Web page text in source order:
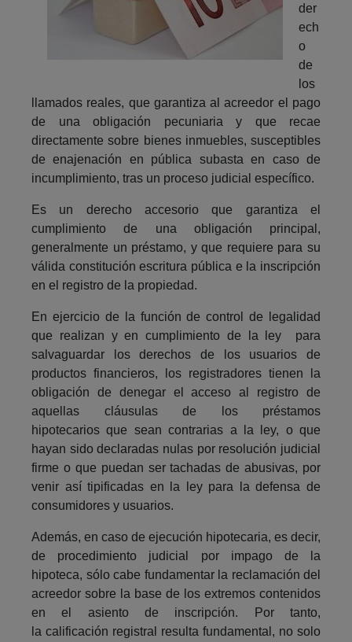
der
ech
o
de
los
llamados reales, que garantiza al acreedor el pago
de una obligación pecuniaria y que recae
directamente sobre bienes inmuebles, susceptibles
de enajenación en pública subasta en caso de
incumplimiento, tras un proceso judicial específico.
Es un derecho accesorio que garantiza el
cumplimiento de una obligación principal,
generalmente un préstamo, y que requiere para su
válida constitución escritura pública e la inscripción
en el registro de la propiedad.
En ejercicio de la función de control de legalidad
que realizan y en cumplimiento de la ley para
salvaguardar los derechos de los usuarios de
productos financieros, los registradores tienen la
obligación de denegar el acceso al registro de
aquellas cláusulas de los préstamos
hipotecarios que sean contrarias a la ley, o que
hayan sido declaradas nulas por resolución judicial
firme o que puedan ser tachadas de abusivas, por
venir así tipificadas en la ley para la defensa de
consumidores y usuarios.
Además, en caso de ejecución hipotecaria, es decir,
de procedimiento judicial por impago de la
hipoteca, sólo cabe fundamentar la reclamación del
acreedor sobre la base de los extremos contenidos
en el asiento de inscripción. Por tanto,
la calificación registral resulta fundamental, no solo